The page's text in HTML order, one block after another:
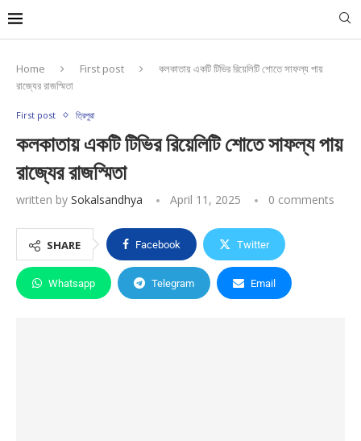
Home First post
কলকাতায় একটি টিভির রিয়েলিটি শোতে সাফল্য পায়
রাজ্যের রাজস্মিতা
First post ত্রিপুরা
কলকাতায় একটি টিভির রিয়েলিটি শোতে সাফল্য পায়
রাজ্যের রাজস্মিতা
written by Sokalsandhya April 11, 2025 0 comments
SHARE Facebook Twitter
Whatsapp Telegram Email